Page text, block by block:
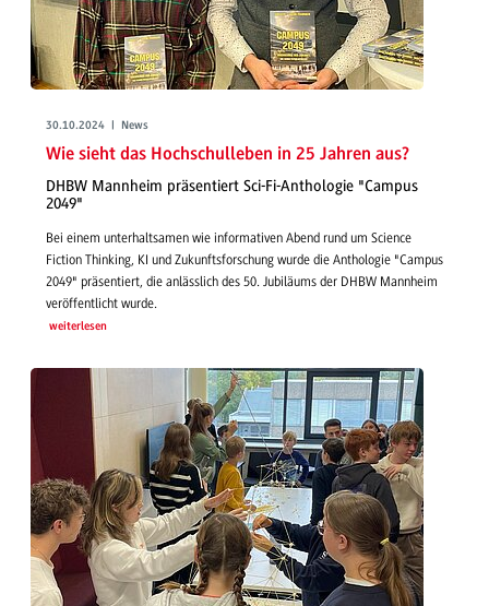
30.10.2024 | News
Wie sieht das Hochschulleben in 25 Jahren aus?
DHBW Mannheim präsentiert Sci-Fi-Anthologie "Campus
2049"
Bei einem unterhaltsamen wie informativen Abend rund um Science
Fiction Thinking, KI und Zukunftsforschung wurde die Anthologie "Campus
2049" präsentiert, die anlässlich des 50. Jubiläums der DHBW Mannheim
veröffentlicht wurde.
weiterlesen